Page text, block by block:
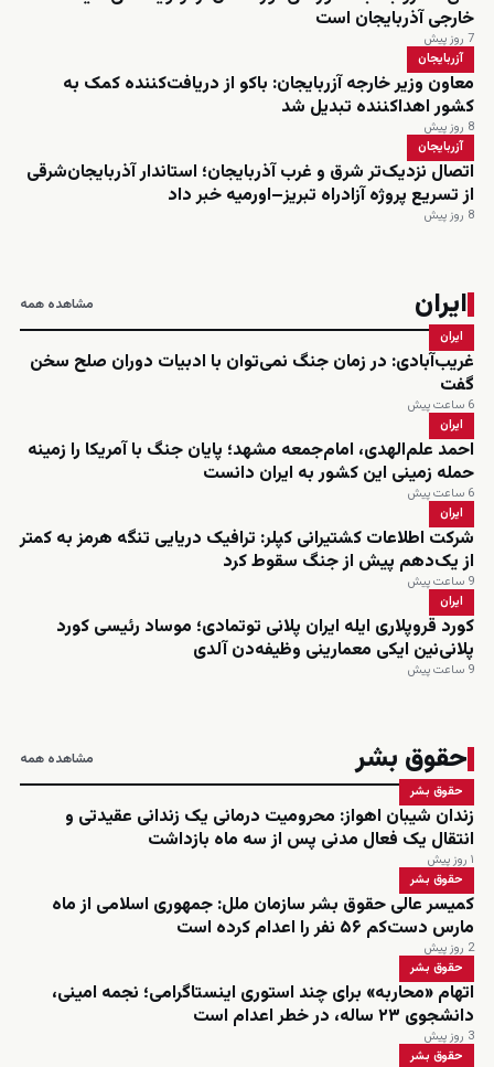
خارجی آذربایجان است
7 روز پیش
آزربایجان
معاون وزیر خارجه آزربایجان: باکو از دریافت‌کننده کمک به
کشور اهداکننده تبدیل شد
8 روز پیش
آزربایجان
اتصال نزدیک‌تر شرق و غرب آذربایجان؛ استاندار آذربایجان‌شرقی
از تسریع پروژه آزادراه تبریز–اورمیه خبر داد
8 روز پیش
ایران مشاهده همه
ایران
غریب‌آبادی: در زمان جنگ نمی‌توان با ادبیات دوران صلح سخن
گفت
6 ساعت پیش
ایران
احمد علم‌الهدی، امام‌جمعه مشهد؛ پایان جنگ با آمریکا را زمینه
حمله زمینی این کشور به ایران دانست
6 ساعت پیش
ایران
شرکت اطلاعات کشتیرانی کپلر: ترافیک دریایی تنگه هرمز به کمتر
از یک‌دهم پیش از جنگ سقوط کرد
9 ساعت پیش
ایران
کورد قروپلاری ایله ایران پلانی توتمادی؛ موساد رئیسی کورد
پلانی‌نین ایکی معمارینی وظیفه‌دن آلدی
9 ساعت پیش
حقوق بشر مشاهده همه
حقوق بشر
زندان شیبان اهواز: محرومیت درمانی یک زندانی عقیدتی و
انتقال یک فعال مدنی پس از سه ماه بازداشت
۱ روز پیش
حقوق بشر
کمیسر عالی حقوق بشر سازمان ملل: جمهوری اسلامی از ماه
مارس دست‌کم ۵۶ نفر را اعدام کرده است
2 روز پیش
حقوق بشر
اتهام «محاربه» برای چند استوری اینستاگرامی؛ نجمه امینی،
دانشجوی ۲۳ ساله، در خطر اعدام است
3 روز پیش
حقوق بشر